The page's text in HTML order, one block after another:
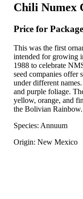
Chili Numex
Price for
This was the first
intended for growing
1988 to celebrate
seed companies offer
under different
and purple foliage.
yellow, orange, and
the Bolivian Rainbow.
Species: Annuum
Origin: New Mexico